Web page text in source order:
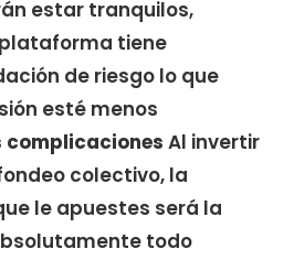
estar tranquilos,
tiene
de riesgo lo que
esté menos
complicaciones Al invertir
colectivo, la
le apuestes será la
todo